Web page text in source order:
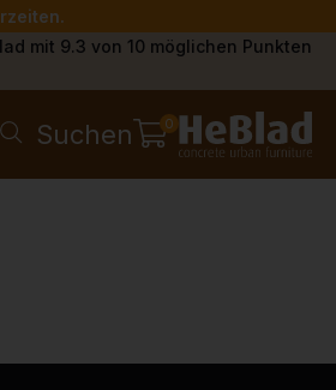
mit 9.3 von 10 möglichen Punkten
Suchen 0